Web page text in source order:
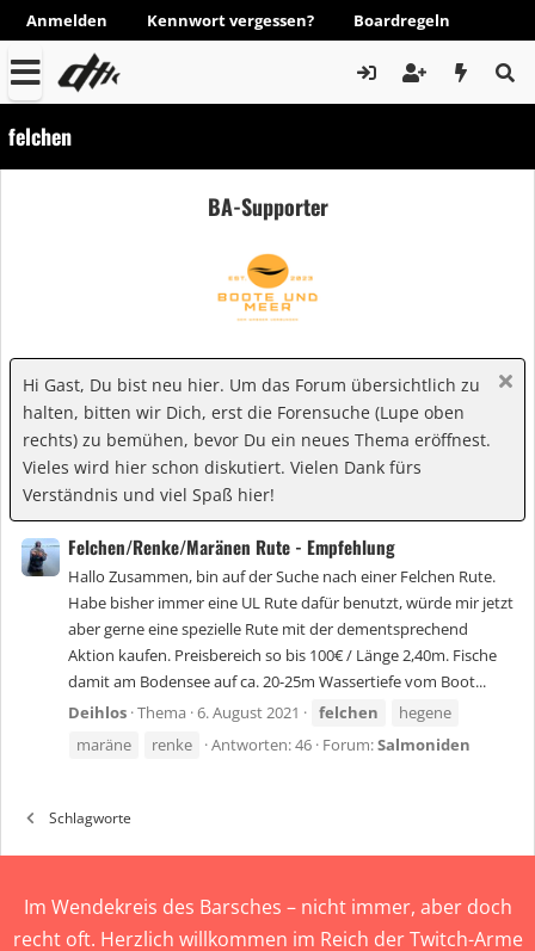
Anmelden Kennwort vergessen? Boardregeln
felchen
BA-Supporter
Hi Gast, Du bist neu hier. Um das Forum übersichtlich zu
halten, bitten wir Dich, erst die Forensuche (Lupe oben
rechts) zu bemühen, bevor Du ein neues Thema eröffnest.
Vieles wird hier schon diskutiert. Vielen Dank fürs
Verständnis und viel Spaß hier!
Felchen/Renke/Maränen Rute - Empfehlung
Hallo Zusammen, bin auf der Suche nach einer Felchen Rute.
Habe bisher immer eine UL Rute dafür benutzt, würde mir jetzt
aber gerne eine spezielle Rute mit der dementsprechend
Aktion kaufen. Preisbereich so bis 100€ / Länge 2,40m. Fische
damit am Bodensee auf ca. 20-25m Wassertiefe vom Boot...
Deihlos Thema 6. August 2021 felchen
hegene
maräne
renke Antworten: 46 Forum:Salmoniden
Schlagworte
Im Wendekreis des Barsches – nicht immer, aber doch
recht oft. Herzlich willkommen im Reich der Twitch-Arme